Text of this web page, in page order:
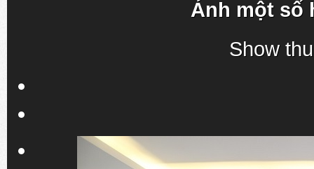
Ảnh một số
Show